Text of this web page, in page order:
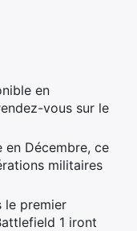
en
vous sur le
en Décembre, ce
militaires
le premier
1 iront